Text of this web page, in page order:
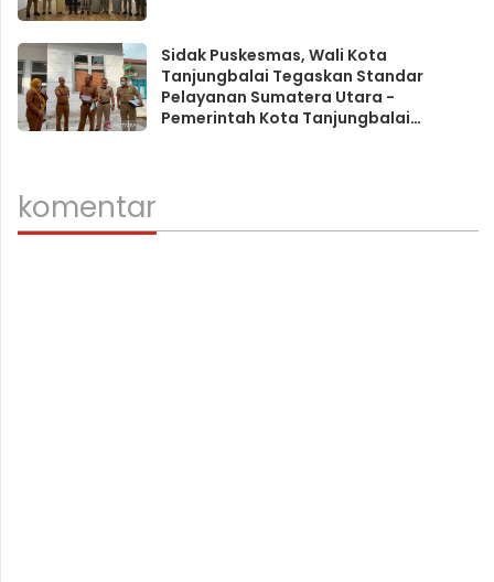
Sidak Puskesmas, Wali Kota
Tanjungbalai Tegaskan Standar
Pelayanan Sumatera Utara -
Pemerintah Kota Tanjungbalai
komentar